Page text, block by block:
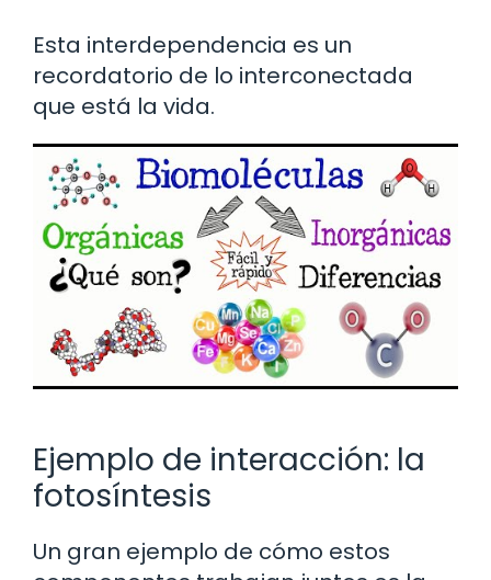
Esta interdependencia es un
recordatorio de lo interconectada
que está la vida.
Ejemplo de interacción: la
fotosíntesis
Un gran ejemplo de cómo estos